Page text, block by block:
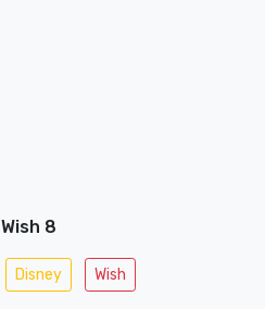
Wish 8
Disney Wish